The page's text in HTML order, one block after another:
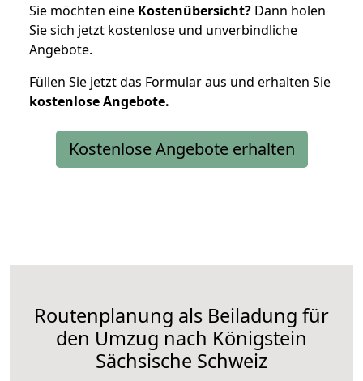
Sie möchten eine Kostenübersicht? Dann holen
Sie sich jetzt kostenlose und unverbindliche
Angebote.
Füllen Sie jetzt das Formular aus und erhalten Sie
kostenloseAngebote.
Kostenlose Angebote erhalten
Routenplanung als Beiladung für
den Umzug nach Königstein
Sächsische Schweiz